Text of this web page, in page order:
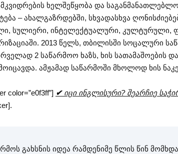
ხელშეწყობა და
– ახალგაზრდებში, სხვადასხვა
სულიერი, ინტელექტუალური, კულტურული,
2013 წელს, თბილისში სოცალური
2 საწარმოო ხაზს, ხის სათამაშოების
ამჟამად საწარმოში მხოლოდ ხის
color=”e0f3ff”] ✔იცი ინგლისური? შეარჩიე
გახსნის იდეა რამდენიმე წლის წინ